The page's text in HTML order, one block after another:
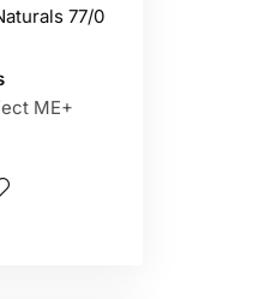
77/0
ME+